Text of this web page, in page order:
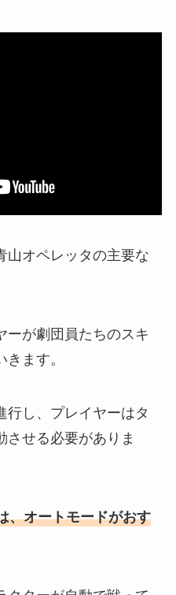
山オペレッタの主要な
ーが劇団員たちのスキ
ます。
行し、プレイヤーはタ
させる必要がありま
、オートモードがおす